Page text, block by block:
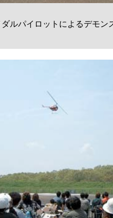
ルパイロットによるデモン